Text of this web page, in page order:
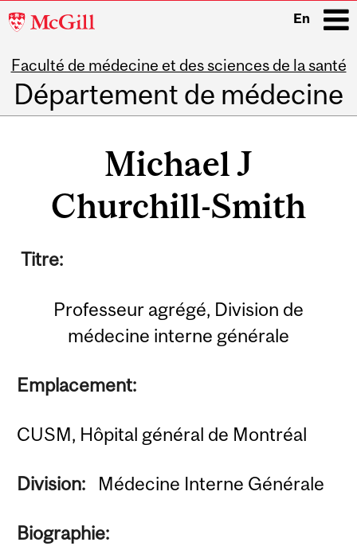
McGill
En
Faculté de médecine et des sciences de la santé
Département de médecine
Michael J
Churchill-Smith
Titre:
Professeur agrégé, Division de
médecine interne générale
Emplacement:
CUSM, Hôpital général de Montréal
Division: Médecine Interne Générale
Biographie: